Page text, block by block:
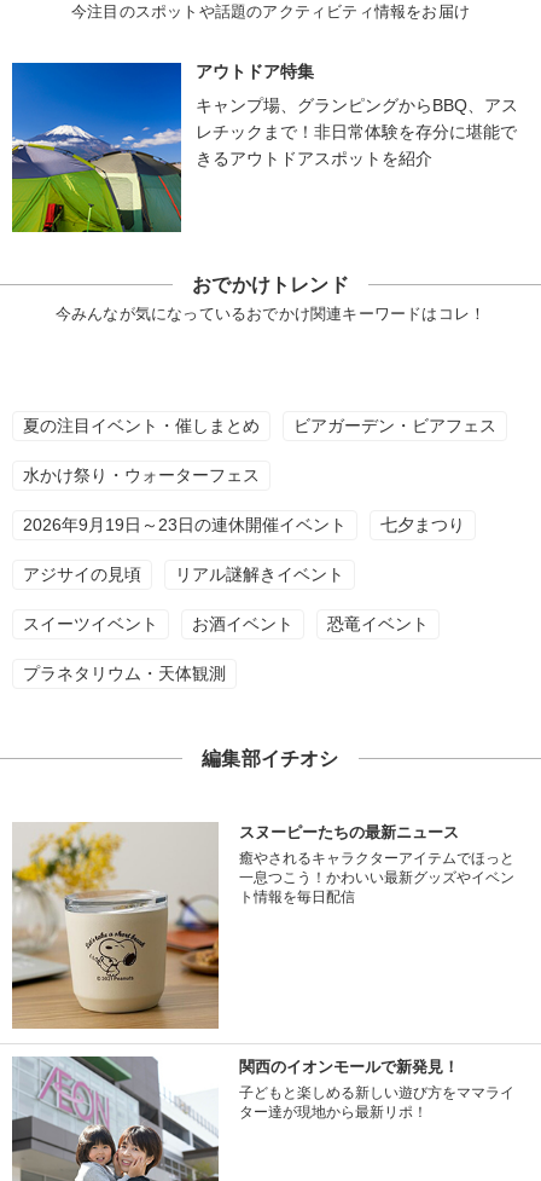
今注目のスポットや話題のアクティビティ情報をお届け
アウトドア特集
キャンプ場、グランピングからBBQ、アス
レチックまで！非日常体験を存分に堪能で
きるアウトドアスポットを紹介
おでかけトレンド
今みんなが気になっているおでかけ関連キーワードはコレ！
夏の注目イベント・催しまとめ ビアガーデン・ビアフェス
水かけ祭り・ウォーターフェス
2026年9月19日～23日の連休開催イベント 七夕まつり
アジサイの見頃 リアル謎解きイベント
スイーツイベント お酒イベント 恐竜イベント
プラネタリウム・天体観測
編集部イチオシ
スヌーピーたちの最新ニュース
癒やされるキャラクターアイテムでほっと
一息つこう！かわいい最新グッズやイベン
ト情報を毎日配信
関西のイオンモールで新発見！
子どもと楽しめる新しい遊び方をママライ
ター達が現地から最新リポ！